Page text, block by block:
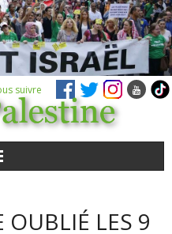
suivre
OUBLIÉ LES 9